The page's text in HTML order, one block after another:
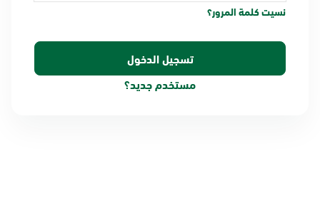
نسيت كلمة المرور؟
مستخدم جديد؟